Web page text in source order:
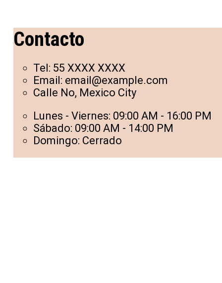
Contacto
Tel: 55 XXXX XXXX
Email: email@example.com
Calle No, Mexico City
Lunes - Viernes: 09:00 AM - 16:00 PM
Sábado: 09:00 AM - 14:00 PM
Domingo: Cerrado